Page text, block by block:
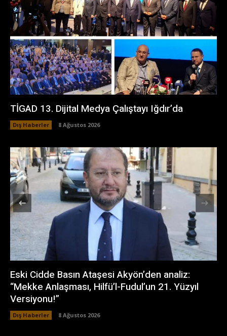
TİGAD 13. Dijital Medya Çalıştayı Iğdır’da
Dış Haberler 8 Ağustos 2026
Eski Cidde Basın Ataşesi Akyön’den analiz:
“Mekke Anlaşması, Hilfü’l-Fudul’un 21. Yüzyıl
Versiyonu!”
Dış Haberler 8 Ağustos 2026